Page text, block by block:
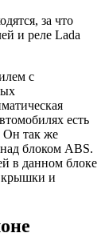
с
есть
Он так же
блоком ABS.
в данном блоке
крышки и